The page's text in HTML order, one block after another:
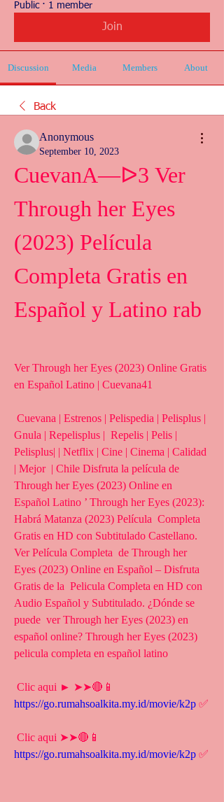
Public · 1 member
Join
Discussion Media Members About
Back
Anonymous
September 10, 2023
CuevanA—ᐅ3 Ver
Through her Eyes
(2023) Película
Completa Gratis en
Español y Latino rab
Ver Through her Eyes (2023) Online Gratis
en Español Latino | Cuevana41
Gnula | Repelisplus |  Repelis | Pelis |
Pelisplus| | Netflix | Cine | Cinema | Calidad
| Mejor  | Chile Disfruta la película de
Through her Eyes (2023) Online en
Español Latino ’ Through her Eyes (2023):
Habrá Matanza (2023) Película  Completa
Gratis en HD con Subtitulado Castellano.
Ver Película Completa  de Through her
Eyes (2023) Online en Español – Disfruta
Gratis de la  Pelicula Completa en HD con
Audio Español y Subtitulado. ¿Dónde se
puede  ver Through her Eyes (2023) en
español online? Through her Eyes (2023)
pelicula completa en español latino
https://go.rumahsoalkita.my.id/movie/k2p ✅
https://go.rumahsoalkita.my.id/movie/k2p ✅